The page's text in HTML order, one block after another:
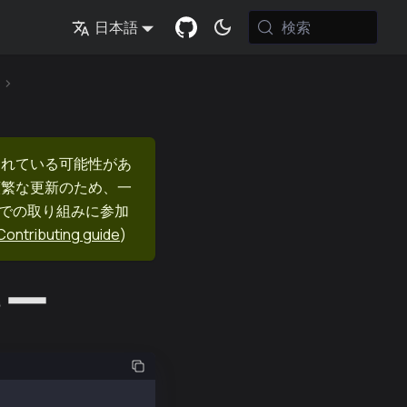
日本語 検索
ている可能性があ
な更新のため、一
の取り組みに参加
guide)